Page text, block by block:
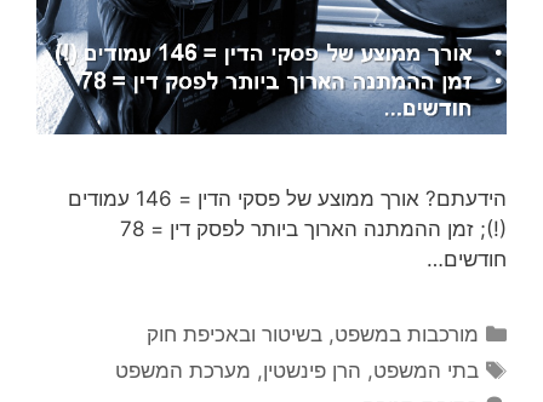
הידעתם? אורך ממוצע של פסקי הדין = 146 עמודים
(!); זמן ההמתנה הארוך ביותר לפסק דין = 78
חודשים…
קטגוריות
מורכבות במשפט, בשיטור ובאכיפת חוק
תגיות
בתי המשפט, הרן פינשטין, מערכת המשפט